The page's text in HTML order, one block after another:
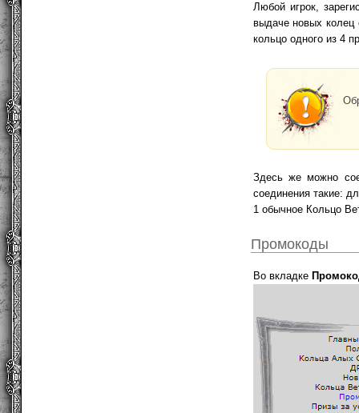
Любой игрок,
выдаче новых
кольцо одного из 4
Здесь же можно
соединения такие:
1 обычное Кольцо
Промокоды
Во вкладке